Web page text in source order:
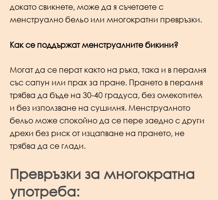
докато свикнете, може да я съчетаете с
менструално бельо или многократни превръзки.
Как се поддържат менструалните бикини?
Могат да се перат както на ръка, така и в пералня
със сапун или прах за пране. Прането в пералня
трябва да бъде на 30-40 градуса, без омекотител
и без използване на сушилня. Менструалното
бельо може спокойно да се пере заедно с други
дрехи без риск от изцапване на прането, не
трябва да се глади.
Превръзки за многократна
употреба: